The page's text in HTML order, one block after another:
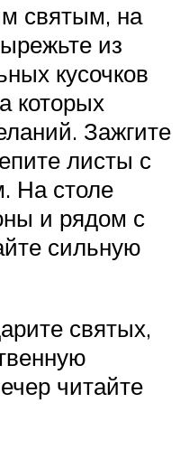
святым, на
из
кусочков
которых
Зажгите
листы с
На столе
и рядом с
сильную
святых,
читайте